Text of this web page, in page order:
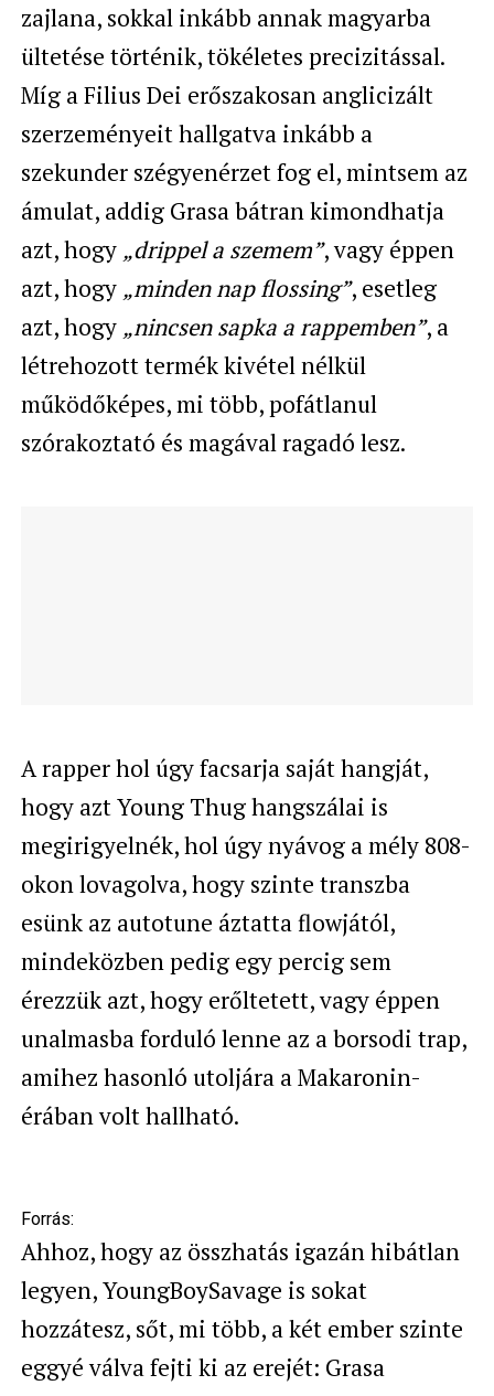
zajlana, sokkal inkább annak magyarba
ültetése történik, tökéletes precizitással.
Míg a Filius Dei erőszakosan anglicizált
szerzeményeit hallgatva inkább a
szekunder szégyenérzet fog el, mintsem az
ámulat, addig Grasa bátran kimondhatja
azt, hogy „drippel a szemem”, vagy éppen
azt, hogy „minden nap flossing”, esetleg
azt, hogy „nincsen sapka a rappemben”, a
létrehozott termék kivétel nélkül
működőképes, mi több, pofátlanul
szórakoztató és magával ragadó lesz.
A rapper hol úgy facsarja saját hangját,
hogy azt Young Thug hangszálai is
megirigyelnék, hol úgy nyávog a mély 808-
okon lovagolva, hogy szinte transzba
esünk az autotune áztatta flowjától,
mindeközben pedig egy percig sem
érezzük azt, hogy erőltetett, vagy éppen
unalmasba forduló lenne az a borsodi trap,
amihez hasonló utoljára a Makaronin-
érában volt hallható.
Forrás:
Ahhoz, hogy az összhatás igazán hibátlan
legyen, YoungBoySavage is sokat
hozzátesz, sőt, mi több, a két ember szinte
eggyé válva fejti ki az erejét: Grasa